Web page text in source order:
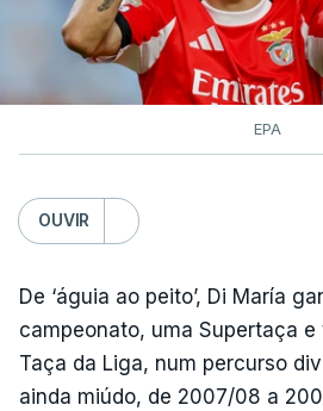
EPA
OUVIR
De ‘águia ao peito’, Di María
campeonato, uma Supertaça
Taça da Liga, num percurso
ainda miúdo, de 2007/08 a